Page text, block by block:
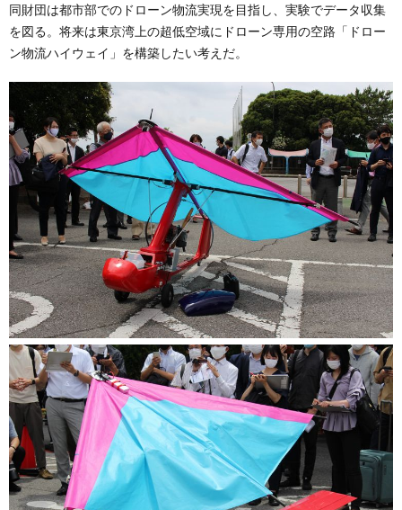
同財団は都市部でのドローン物流実現を目指し、実験でデータ収集
を図る。将来は東京湾上の超低空域にドローン専用の空路「ドロー
ン物流ハイウェイ」を構築したい考えだ。